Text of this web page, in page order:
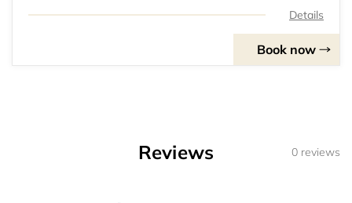
Details
Book now
Reviews 0 reviews